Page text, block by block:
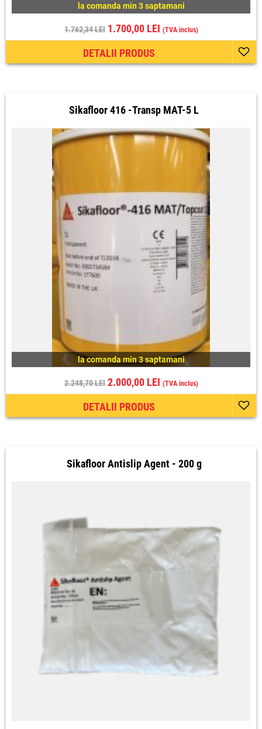
la comanda min 3 saptamani
1.762,34 LEI1.700,00 LEI (TVA inclus)
DETALII PRODUS
Sikafloor 416 -Transp MAT-5 L
la comanda min 3 saptamani
2.248,70 LEI2.000,00 LEI (TVA inclus)
DETALII PRODUS
Sikafloor Antislip Agent - 200 g